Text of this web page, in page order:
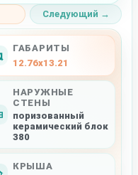
Следующий →
ГАБАРИТЫ
12.76x13.21
НАРУЖНЫЕ
СТЕНЫ
поризованный
керамический блок
380
КРЫША